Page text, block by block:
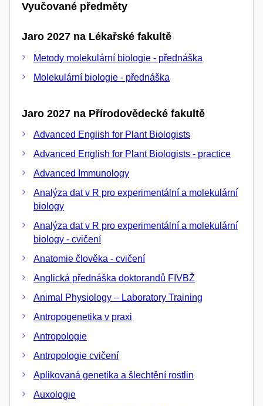
Vyučované předměty
Jaro 2027 na Lékařské fakultě
Metody molekulární biologie - přednáška
Molekulární biologie - přednáška
Jaro 2027 na Přírodovědecké fakultě
Advanced English for Plant Biologists
Advanced English for Plant Biologists - practice
Advanced Immunology
Analýza dat v R pro experimentální a molekulární
biology
Analýza dat v R pro experimentální a molekulární
biology - cvičení
Anatomie člověka - cvičení
Anglická přednáška doktorandů FIVBŽ
Animal Physiology – Laboratory Training
Antropogenetika v praxi
Antropologie
Antropologie cvičení
Aplikovaná genetika a šlechtění rostlin
Auxologie